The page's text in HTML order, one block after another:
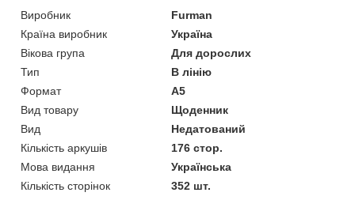
Виробник
Furman
Країна виробник
Україна
Вікова група
Для дорослих
Тип
В лінію
Формат
A5
Вид товару
Щоденник
Вид
Недатований
Кількість аркушів
176 стор.
Мова видання
Українська
Кількість сторінок
352 шт.